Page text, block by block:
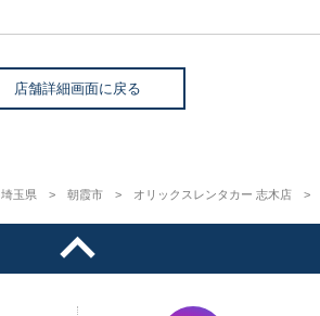
店舗詳細画面に戻る
埼玉県 朝霞市 オリックスレンタカー 志木店